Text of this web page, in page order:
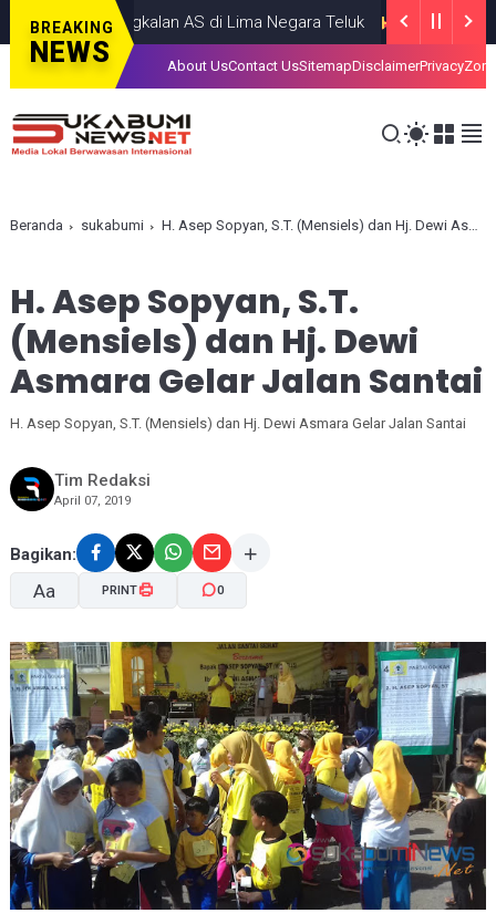
BREAKING
NEWS
ke Pangkalan AS di Lima Negara Teluk HEADLINEJULY 13,
About UsContact UsSitemapDisclaimerPrivacy
Beranda sukabumi H. Asep Sopyan, S.T. (Mensiels) dan Hj. Dewi Asmara Gelar Jalan Santai
H. Asep Sopyan, S.T.
(Mensiels) dan Hj. Dewi
Asmara Gelar Jalan Santai
H. Asep Sopyan, S.T. (Mensiels) dan Hj. Dewi Asmara Gelar Jalan Santai
Tim Redaksi
April 07, 2019
Bagikan:
Aa
A- A+
PRINT 0